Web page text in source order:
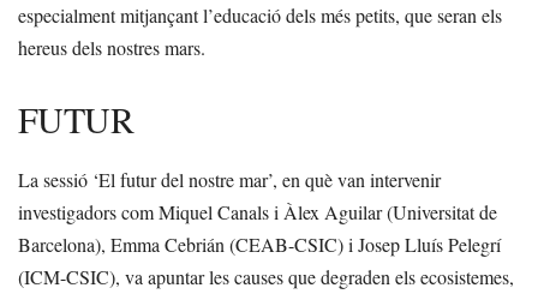
especialment mitjançant l’educació dels més petits, que seran els
hereus dels nostres mars.
FUTUR
La sessió ‘El futur del nostre mar’, en què van intervenir
investigadors com Miquel Canals i Àlex Aguilar (Universitat de
Barcelona), Emma Cebrián (CEAB-CSIC) i Josep Lluís Pelegrí
(ICM-CSIC), va apuntar les causes que degraden els ecosistemes,